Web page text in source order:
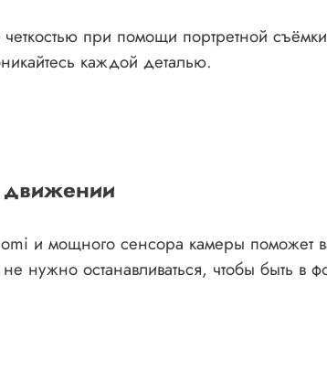
при помощи портретной
каждой деталью.
и мощного сенсора камеры поможет
нужно останавливаться, чтобы быть в